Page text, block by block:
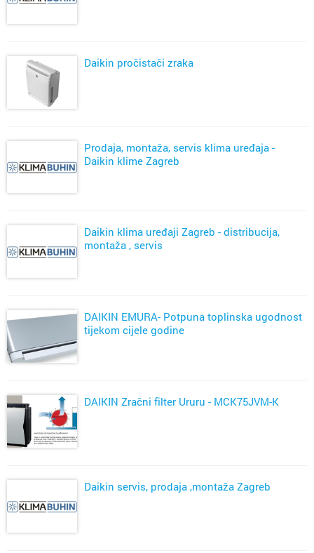
Daikin pročistači zraka
Prodaja, montaža, servis klima uređaja -
Daikin klime Zagreb
Daikin klima uređaji Zagreb - distribucija,
montaža , servis
DAIKIN EMURA- Potpuna toplinska ugodnost
tijekom cijele godine
DAIKIN Zračni filter Ururu - MCK75JVM-K
Daikin servis, prodaja ,montaža Zagreb